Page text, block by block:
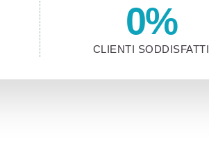
CLIENTI SODDISFATTI
0%